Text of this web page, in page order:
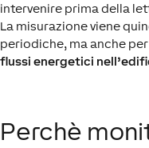
intervenire prima della
La misurazione viene
periodiche, ma anche per
flussi energetici
Perchè